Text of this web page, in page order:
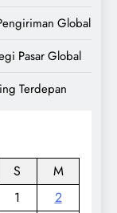
Global
Pasar Global
Terdepan
S
M
1
2